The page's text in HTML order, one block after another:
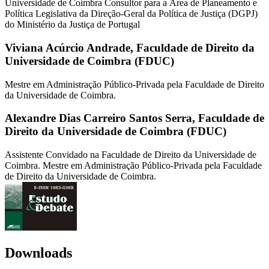
Universidade de Coimbra Consultor para a Área de Planeamento e
Política Legislativa da Direção-Geral da Política de Justiça (DGPJ)
do Ministério da Justiça de Portugal
Viviana Acúrcio Andrade, Faculdade de Direito da
Universidade de Coimbra (FDUC)
Mestre em Administração Público-Privada pela Faculdade de Direito
da Universidade de Coimbra.
Alexandre Dias Carreiro Santos Serra, Faculdade de
Direito da Universidade de Coimbra (FDUC)
Assistente Convidado na Faculdade de Direito da Universidade de
Coimbra. Mestre em Administração Público-Privada pela Faculdade
de Direito da Universidade de Coimbra.
Downloads